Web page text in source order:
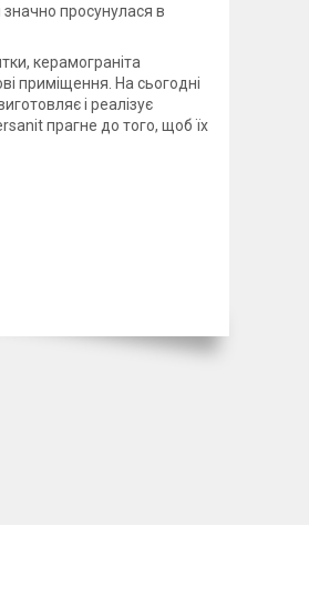
просунулася в
керамограніта
приміщення. На сьогодні
і реалізує
прагне до того, щоб їх